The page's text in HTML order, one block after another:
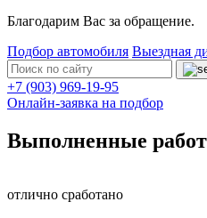
Благодарим Вас за обращение.
Подбор автомобиля Выездная
+7 (903) 969-19-95
Онлайн-заявка на подбор
Выполненные
отлично сработано